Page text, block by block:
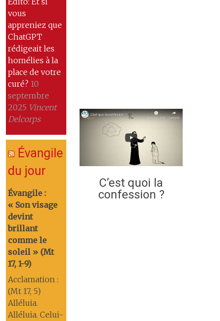
vous
appreniez que
ChatGPT
rédigeait les
homélies à la
place de votre
curé? 10
septembre
2025 Vincent
Delcorps
Évangile
du jour
Évangile :
« Son visage
devint
brillant
comme le
soleil » (Mt
17, 1-9)
Acclamation :
(Mt 17, 5)
Alléluia.
Alléluia. Celui-
C’est quoi la
confession ?